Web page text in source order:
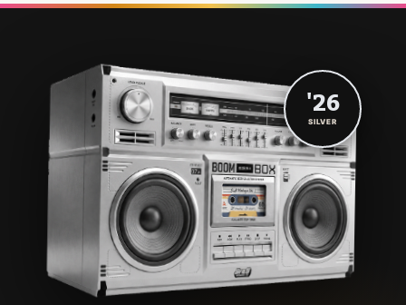
'26
SILVER